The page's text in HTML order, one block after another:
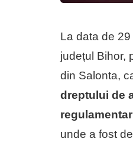
La data de
județul Bihor,
din Salonta,
dreptului de
unde a fost